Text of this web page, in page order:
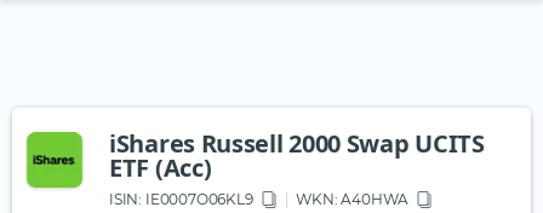
iShares Russell 2000 Swap UCITS
ETF (Acc)
ISIN: IE0007O06KL9 WKN: A40HWA